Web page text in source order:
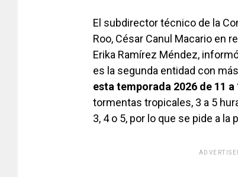
El subdirector técnico de la
Roo, César Canul Macario en
Erika Ramírez Méndez,
es la segunda entidad con
esta temporada 2026 de 11
tormentas tropicales, 3 a 5
3, 4 o 5, por lo que se pide a